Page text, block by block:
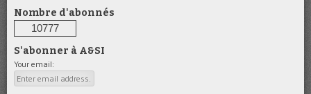
Nombre d'abonnés
10777
S'abonner à A&SI
Your email: